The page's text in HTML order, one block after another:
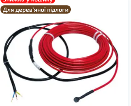
Для дерев’яної підлоги